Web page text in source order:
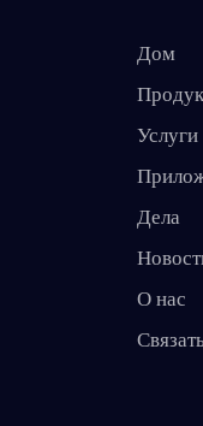
Дом
Услуги
Дела
О нас